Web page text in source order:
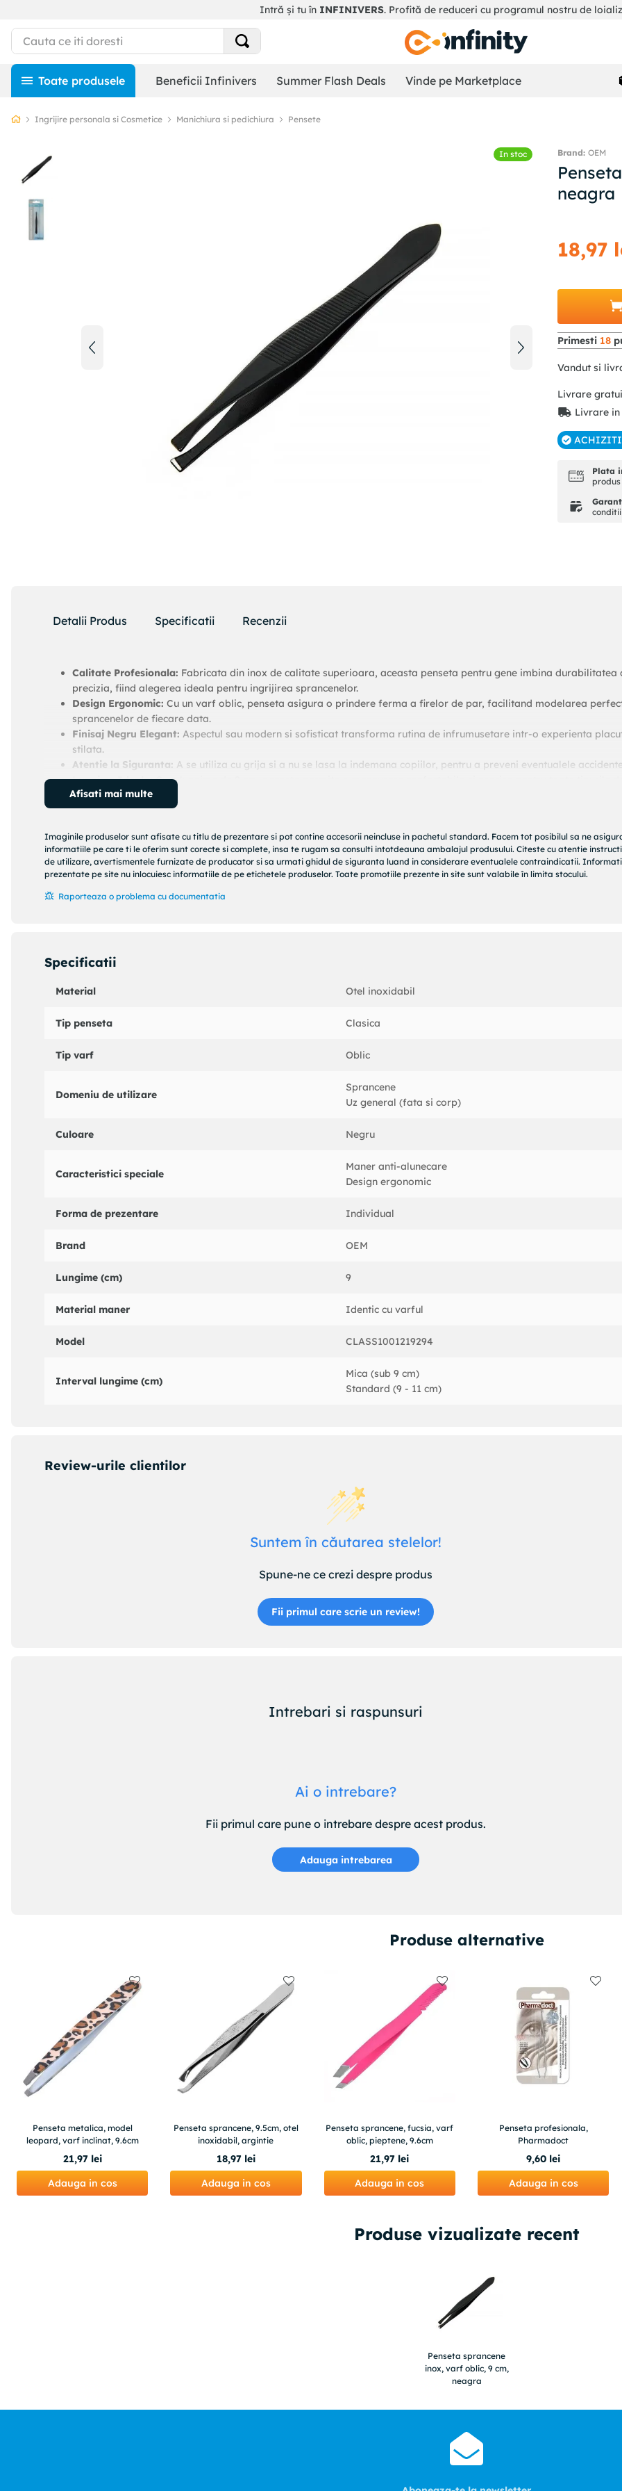
Intră și tu în INFINIVERS. Profită de reduceri cu programul nostru de
Beneficii Infinivers Summer Flash Deals Vinde pe Marketplace
Ingrijire personala si Cosmetice Manichiura si pedichiura Pensete
In stoc OEM
neagra
18,97
Primesti 18
Vandut si
Livrare
Livrare
Plata
Detalii Produs Specificatii Recenzii
Calitate Profesionala: Fabricata din inox de calitate superioara, aceasta penseta pentru gene imbina durabilitatea
precizia, fiind alegerea ideala pentru ingrijirea sprancenelor.
Design Ergonomic: Cu un varf oblic, penseta asigura o prindere ferma a firelor de par, facilitand modelarea
sprancenelor de fiecare data.
Finisaj Negru Elegant: Aspectul sau modern si sofisticat transforma rutina de infrumusetare intr-o experienta
stilata.
Atentie la Siguranta: A se utiliza cu grija si a nu se lasa la indemana copiilor, pentru a preveni eventualele accidente.
Lungime Ideala:Cu o lungime de 9 cm, penseta permite o manevrare confortabila si precisa pentru toate tipurile de
sprancene.
apreciaza atentia la detalii si eficienta produselor profesionale.
Afisati mai multe
Imaginile produselor sunt afisate cu titlu de prezentare si pot contine accesorii neincluse in pachetul standard. Facem tot posibilul sa ne
informatiile pe care ti le oferim sunt corecte si complete, insa te rugam sa consulti intotdeauna ambalajul produsului. Citeste cu atentie
de utilizare, avertismentele furnizate de producator si sa urmati ghidul de siguranta luand in considerare eventualele contraindicatii.
prezentate pe site nu inlocuiesc informatiile de pe etichetele produselor. Toate promotiile prezente in site sunt valabile în limita stocului.
Raporteaza o problema cu documentatia
Specificatii
Material Otel inoxidabil
Tip penseta Clasica
Tip varf Oblic
Domeniu de utilizare
Sprancene
Uz general (fata si corp)
Culoare Negru
Caracteristici speciale
Maner anti-alunecare
Design ergonomic
Forma de prezentare Individual
Brand OEM
Lungime (cm) 9
Material maner Identic cu varful
Model CLASS1001219294
Interval lungime (cm)
Mica (sub 9 cm)
Standard (9 - 11 cm)
Review-urile clientilor
Suntem în căutarea stelelor!
Spune-ne ce crezi despre produs
Fii primul care scrie un review!
Intrebari si raspunsuri
Ai o intrebare?
Fii primul care pune o intrebare despre acest produs.
Adauga intrebarea
Produse alternative
Penseta metalica, model
leopard, varf inclinat, 9.6cm
21,97 lei
Adauga in cos
Penseta sprancene, 9.5cm, otel
inoxidabil, argintie
18,97 lei
Adauga in cos
Penseta sprancene, fucsia, varf
oblic, pieptene, 9.6cm
21,97 lei
Adauga in cos
Penseta profesionala,
Pharmadoct
9,60 lei
Adauga in cos
Produse vizualizate recent
Penseta sprancene
inox, varf oblic, 9 cm,
neagra